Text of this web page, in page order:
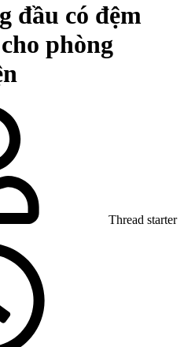
đầu có đệm
phòng
Thread starter